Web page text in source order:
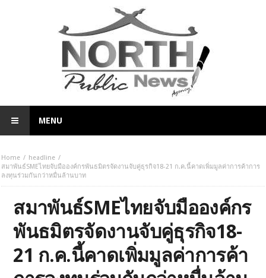
MENU
Home
headline
สมาพันธ์SMEไทยจับมือองค์กรพันธมิตรจัดงานจับคู่ธุรกิจ18-21 ก.ค.นี้คาดเพิ่มมูลค่าการค้าการ
ลงทุนร่วมกันกว่าหมื่นล้านบาท
สมาพันธ์SMEไทยจับมือองค์กร
พันธมิตรจัดงานจับคู่ธุรกิจ18-
21 ก.ค.นี้คาดเพิ่มมูลค่าการค้า